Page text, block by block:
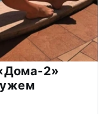
2»